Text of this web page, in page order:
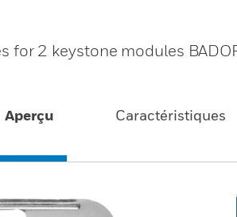
for 2 keystone modules
Aperçu Caractéristiques